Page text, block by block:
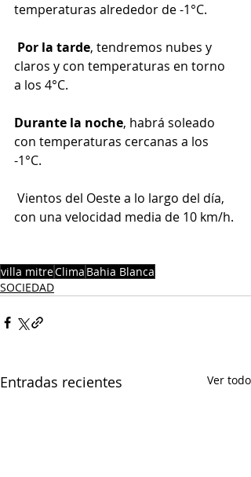
temperaturas alrededor de -1°C.
Por la tarde, tendremos nubes y
claros y con temperaturas en torno
a los 4°C.
Durante la noche, habrá soleado
con temperaturas cercanas a los
-1°C.
con una velocidad media de 10 km/h.
villa mitreClima Bahia Blanca
SOCIEDAD
Entradas recientes Ver todo